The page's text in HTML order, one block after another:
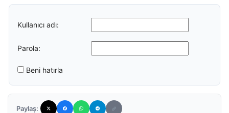
Kullanıcı adı:
Parola:
Beni hatırla
Paylaş: